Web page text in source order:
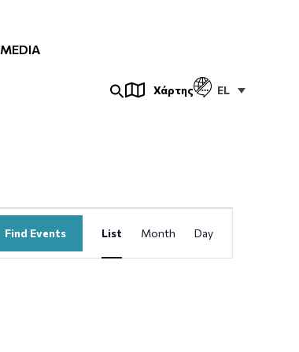
MEDIA
Χάρτης EL
Find Events
Views
List Month Day